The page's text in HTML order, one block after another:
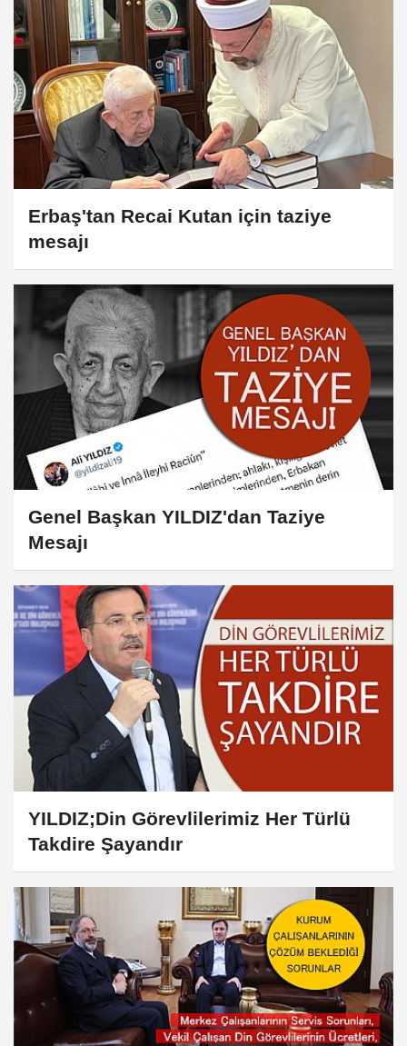
Erbaş'tan Recai Kutan için taziye
mesajı
Genel Başkan YILDIZ'dan Taziye
Mesajı
YILDIZ;Din Görevlilerimiz Her Türlü
Takdire Şayandır